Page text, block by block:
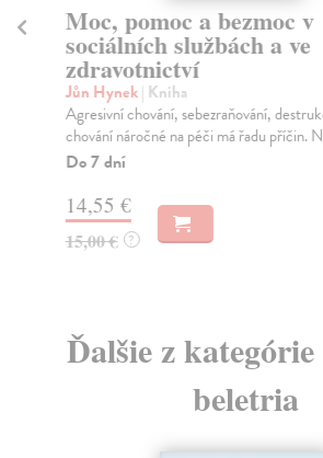
Moc, pomoc a bezmoc v
sociálních službách a ve
zdravotnictví
Jůn Hynek| Kniha
Agresivní chování, sebezraňování,
chování náročné na péči má řadu příčin.
Do 7 dní
14,55 €
15,00 € ?
Ďalšie z kategórie
beletria